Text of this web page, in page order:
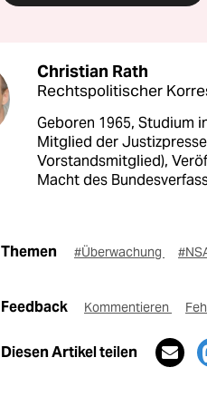
Christian Rath
Rechtspolitischer
Geboren 1965, Studium
Mitglied der
Vorstandsmitglied),
Macht des
Themen #Überwachung
Feedback Kommentieren
Diesen Artikel teilen